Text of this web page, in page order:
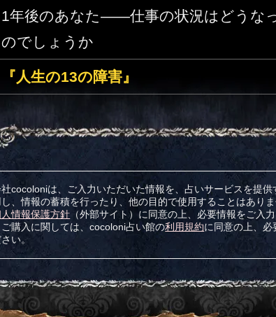
1年後のあなた――仕事の状況はどうな
のでしょうか
『人生の13の障害』
cocoloniは、ご入力いただいた情報を、占いサービスを提供
、情報の蓄積を行ったり、他の目的で使用することはありま
情報保護方針 （外部サイト）に同意の上、必要情報をご入力
購入に関しては、cocoloni占い館の利用規約に同意の上、必
い。